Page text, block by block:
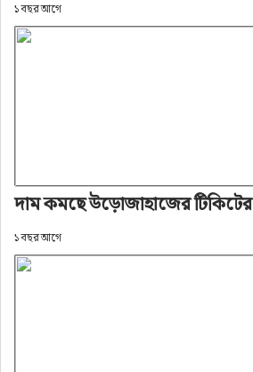
১ বছর আগে
দাম কমছে উড়োজাহাজের টিকিটের
১ বছর আগে